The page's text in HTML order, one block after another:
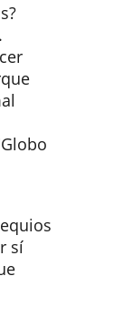
sí